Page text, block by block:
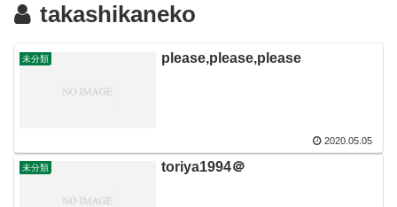
takashikaneko
未分類 please,please,please
2020.05.05
未分類 toriya1994＠